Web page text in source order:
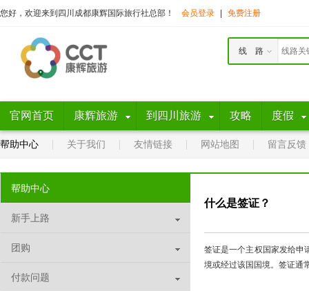
您好，欢迎来到四川成都康辉国际旅行社总部！ 会员登录 免费注册
线 路
官网首页 康辉旅游 到四川旅游 攻略 度假
帮助中心 关于我们 友情链接 网站地图 留言反馈
帮助中心
新手上路
团购
付款问题
什么是签证？
签证是一个主权国家发给申
境或经过该国国境。签证通